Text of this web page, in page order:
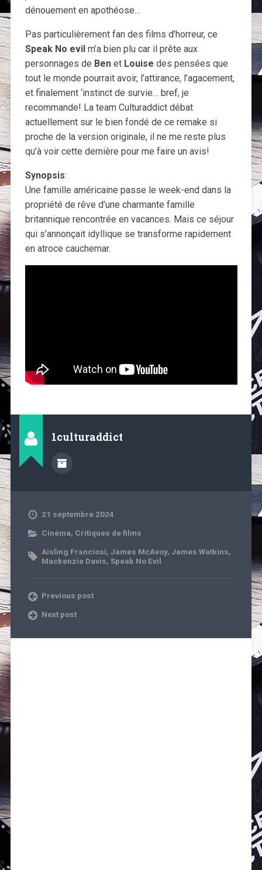
dénouement en apothéose…
Pas particulièrement fan des films d’horreur, ce
Speak No evilm’a bien plu car il prête aux
personnages de Ben et Louise des pensées que
tout le monde pourrait avoir, l’attirance, l’agacement,
et finalement ‘instinct de survie… bref, je
recommande! La team Culturaddict débat
actuellement sur le bien fondé de ce remake si
proche de la version originale, il ne me reste plus
qu’à voir cette dernière pour me faire un avis!
Synopsis:
Une famille américaine passe le week-end dans la
propriété de rêve d’une charmante famille
britannique rencontrée en vacances. Mais ce séjour
qui s’annonçait idyllique se transforme rapidement
en atroce cauchemar.
1culturaddict
21 septembre 2024
Cinéma, Critiques de films
Aisling Franciosi, James McAvoy, James Watkins,
Mackenzie Davis, Speak No Evil
Previous post
Next post